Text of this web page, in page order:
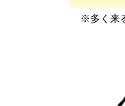
※多く来